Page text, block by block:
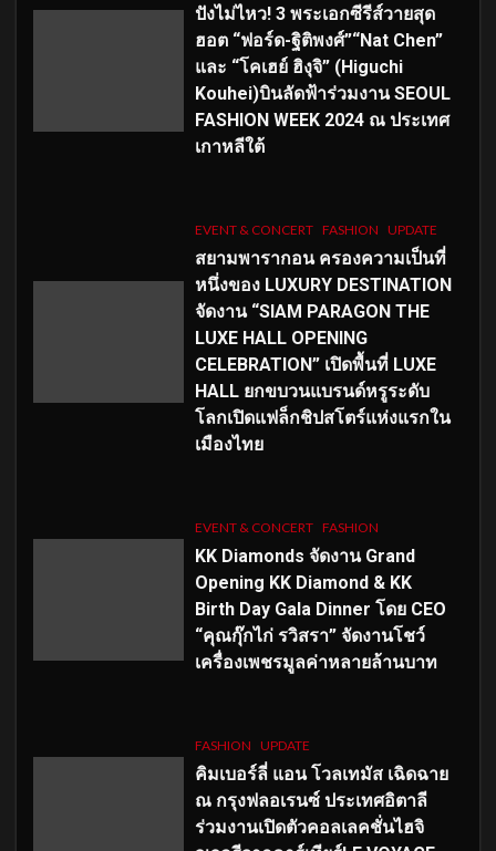
ปังไม่ไหว! 3 พระเอกซีรีส์วายสุด
ฮอต “ฟอร์ด-ฐิติพงศ์”“Nat Chen”
และ “โคเฮย์ ฮิงุจิ” (Higuchi
Kouhei)บินลัดฟ้าร่วมงาน SEOUL
FASHION WEEK 2024 ณ ประเทศ
เกาหลีใต้
EVENT & CONCERT FASHION UPDATE
สยามพารากอน ครองความเป็นที่
หนึ่งของ LUXURY DESTINATION
จัดงาน “SIAM PARAGON THE
LUXE HALL OPENING
CELEBRATION” เปิดพื้นที่ LUXE
HALL ยกขบวนแบรนด์หรูระดับ
โลกเปิดแฟล็กชิปสโตร์แห่งแรกใน
เมืองไทย
EVENT & CONCERT FASHION
KK Diamonds จัดงาน Grand
Opening KK Diamond & KK
Birth Day Gala Dinner โดย CEO
“คุณกุ๊กไก่ รวิสรา” จัดงานโชว์
เครื่องเพชรมูลค่าหลายล้านบาท
FASHION UPDATE
คิมเบอร์ลี่ แอน โวลเทมัส เฉิดฉาย
ณ กรุงฟลอเรนซ์ ประเทศอิตาลี
ร่วมงานเปิดตัวคอลเลคชั่นไฮจิ